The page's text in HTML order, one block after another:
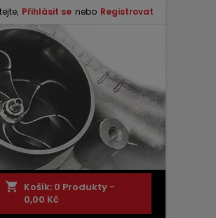
Přihlásit se nebo Registrovat
shopping_cart Košík: 0 Produkty -
0,00 Kč